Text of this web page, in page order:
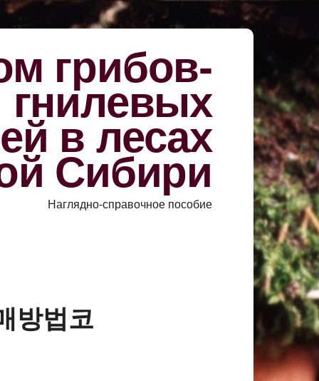
грибов-
гнилевых
в лесах
Сибири
Наглядно-справочное пособие
방법코